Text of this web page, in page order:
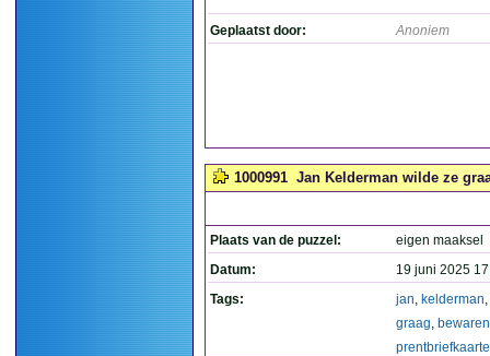
Geplaatst door: Anoniem
1000991 Jan Kelderman wilde ze
Plaats van de puzzel:
eigen maaksel
Datum:
19 juni 2025
Tags:
jan, kelderman,
graag, bewaren